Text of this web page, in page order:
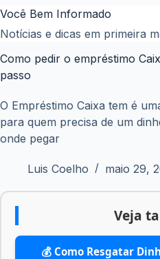
Pular
para
conteúdo
Você Bem Informado
Notícias e dicas em primeira
Como pedir o empréstimo
passo
O Empréstimo Caixa tem é
para quem precisa de um
onde pegar
Luis Coelho maio 29,
Veja
💰 Como Resgatar